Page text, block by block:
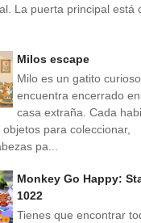
La puerta principal está
Milos escape
Milo es un gatito
encuentra encerrado
casa extraña. Cada
para coleccionar,
pa...
Monkey Go Happy:
1022
Tienes que encontrar